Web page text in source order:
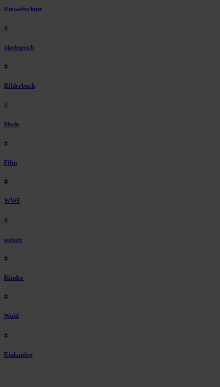
Umweltschutz
#
ökologisch
#
Bilderbuch
#
Mode
#
Film
#
WWF
#
wasser
#
Kinder
#
Wald
#
Einkaufen